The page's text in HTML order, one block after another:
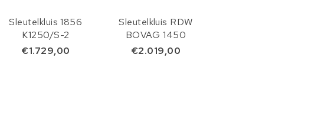
Sleutelkluis 1856
K1250/S-2
€1.729,00
Sleutelkluis RDW
BOVAG 1450
€2.019,00